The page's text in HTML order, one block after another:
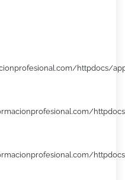
httpdocs/